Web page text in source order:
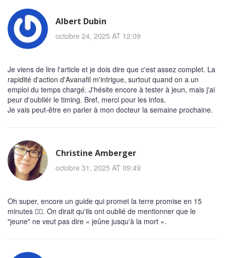
Albert Dubin
octobre 24, 2025 AT 12:09
Je viens de lire l'article et je dois dire que c'est assez complet. La
rapidité d'action d'Avanafil m'intrigue, surtout quand on a un
emploi du temps chargé. J'hésite encore à tester à jeun, mais j'ai
peur d'oubliér le timing. Bref, merci pour les infos.
Je vais peut-être en parler à mon docteur la semaine prochaine.
Christine Amberger
octobre 31, 2025 AT 09:49
Oh super, encore un guide qui promet la terre promise en 15
minutes 🤦‍♀️. On dirait qu'ils ont oublié de mentionner que le
"jeune" ne veut pas dire « jeûne jusqu'à la mort ».